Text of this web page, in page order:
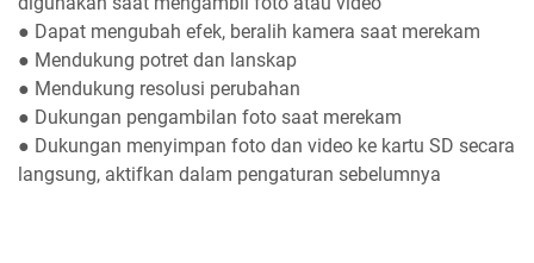
● Dapat mengubah efek, beralih kamera saat merekam
● Mendukung potret dan lanskap
● Mendukung resolusi perubahan
● Dukungan pengambilan foto saat merekam
● Dukungan menyimpan foto dan video ke kartu SD secara
langsung, aktifkan dalam pengaturan sebelumnya